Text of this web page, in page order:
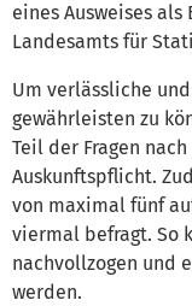
eines Ausweises
Landesamts für
Um verlässliche
gewährleisten zu
Teil der Fragen
Auskunftspflicht.
von maximal fünf
viermal befragt. So
nachvollzogen und
werden.